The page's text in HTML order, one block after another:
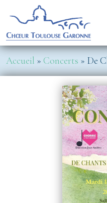
Aller au contenu principal
Fil
Accueil Concerts De